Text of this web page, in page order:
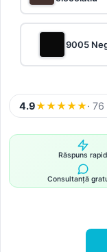
9005
4.9★★★★★·
Răspuns rapid
Consultanță